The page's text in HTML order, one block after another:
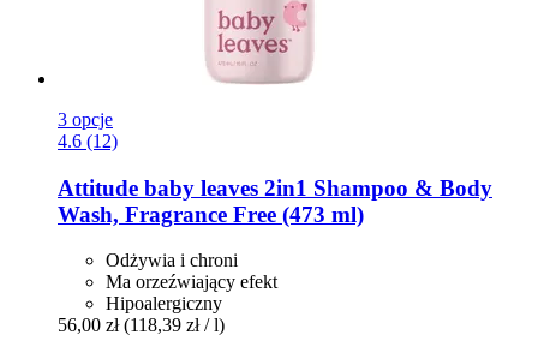
3 opcje
4.6 (12)
Attitude baby leaves 2in1 Shampoo & Body
Wash, Fragrance Free (473 ml)
Odżywia i chroni
Ma orzeźwiający efekt
Hipoalergiczny
56,00 zł (118,39 zł / l)